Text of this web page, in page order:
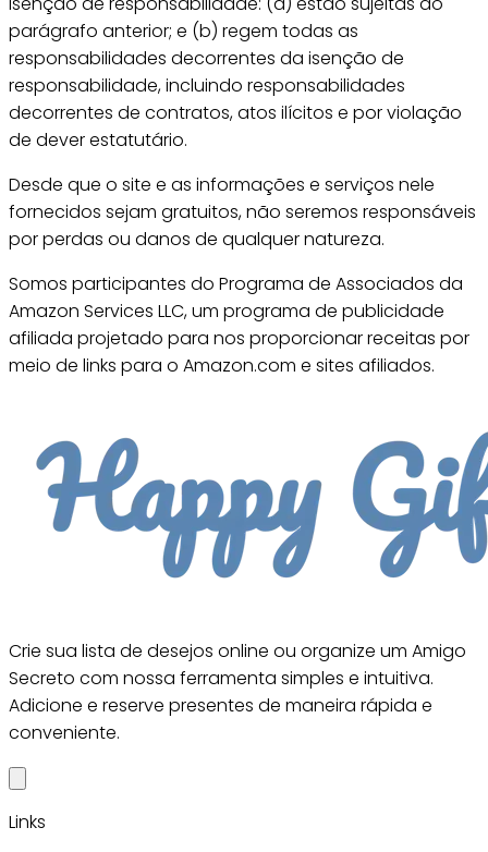
parágrafo anterior; e (b) regem todas as
responsabilidades decorrentes da isenção de
responsabilidade, incluindo responsabilidades
decorrentes de contratos, atos ilícitos e por violação
de dever estatutário.
Desde que o site e as informações e serviços nele
fornecidos sejam gratuitos, não seremos responsáveis
por perdas ou danos de qualquer natureza.
Somos participantes do Programa de Associados da
Amazon Services LLC, um programa de publicidade
afiliada projetado para nos proporcionar receitas por
meio de links para o Amazon.com e sites afiliados.
Crie sua lista de desejos online ou organize um Amigo
Secreto com nossa ferramenta simples e intuitiva.
Adicione e reserve presentes de maneira rápida e
conveniente.
Links